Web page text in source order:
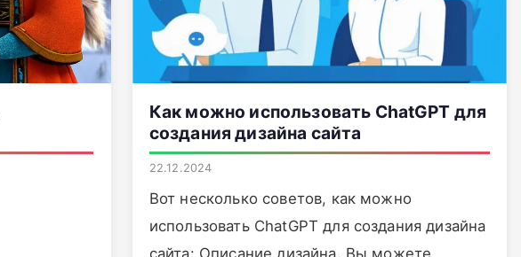
Как можно использовать ChatGPT для
создания дизайна сайта
22.12.2024
Вот несколько советов, как можно
использовать ChatGPT для создания дизайна
сайта: Описание дизайна. Вы можете